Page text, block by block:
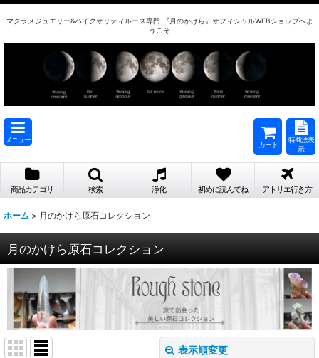
マクラメジュエリー&ハイクオリティルース専門 『月のかけら』オフィシャルWEBショップへよ
うこそ
メニュー
カート
特商法表
示
商品カテゴリ 検索 浄化 初めに読んでね アトリエ行き方
ホーム > 月のかけら原石コレクション
月のかけら原石コレクション
表示順変更